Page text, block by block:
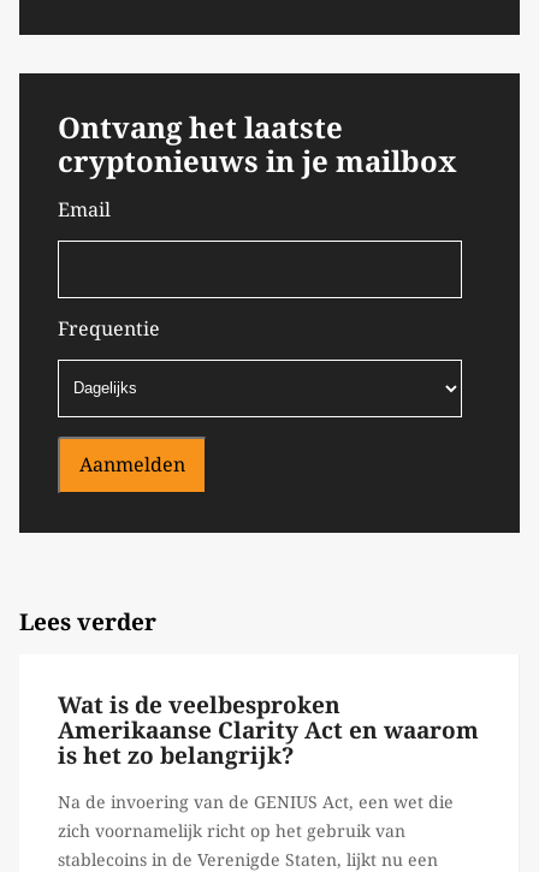
Ontvang het laatste
cryptonieuws in je mailbox
Email
Frequentie
Aanmelden
Lees verder
Wat is de veelbesproken
Amerikaanse Clarity Act en waarom
is het zo belangrijk?
Na de invoering van de GENIUS Act, een wet die
zich voornamelijk richt op het gebruik van
stablecoins in de Verenigde Staten, lijkt nu een